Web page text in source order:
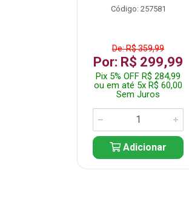
Código: 257581
De: R$ 359,99
Por: R$ 299,99
Pix 5% OFF R$ 284,99
ou em até 5x R$ 60,00
Sem Juros
Adicionar